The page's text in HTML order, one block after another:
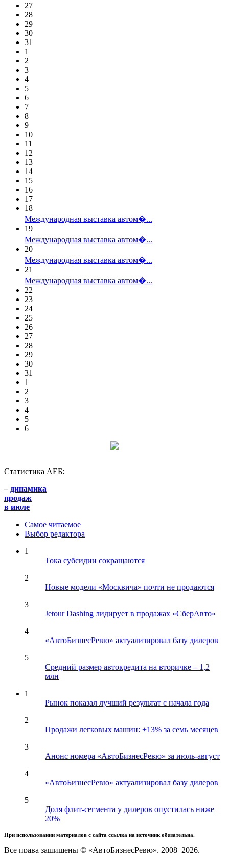
27
28
29
30
31
1
2
3
4
5
6
7
8
9
10
11
12
13
14
15
16
17
18
Международная выставка автом�...
19
Международная выставка автом�...
20
Международная выставка автом�...
21
Международная выставка автом�...
22
23
24
25
26
27
28
29
30
31
1
2
3
4
5
6
Статистика АЕБ:
– динамика
продаж
в июле
Самое читаемое
Выбор редактора
1
Тока субсидии сокращаются
2
Новые модели «Москвича» почти не продаются
3
Jetour Dashing лидирует в продажах «СберАвто»
4
«АвтоБизнесРевю» актуализировал базу дилеров
5
Средний размер автокредита на вторичке – 1,2
млн
1
Рынок показал лучший результат с начала года
2
Продажи легковых машин: +13% за семь месяцев
3
Анонс номера «АвтоБизнесРевю» за июль-август
4
«АвтоБизнесРевю» актуализировал базу дилеров
5
Доля флит-сегмента у дилеров опустилась ниже
20%
При использовании материалов с сайта ссылка на источник обязательна.
Все права защищены © «АвтоБизнесРевю», 2008–2026.